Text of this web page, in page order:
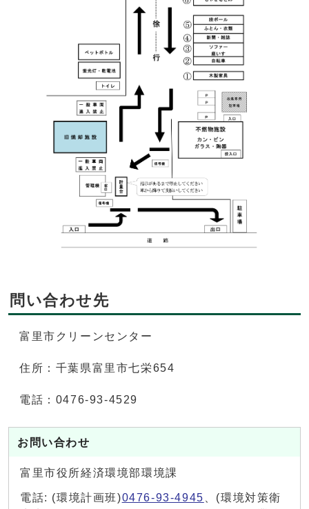
問い合わせ先
富里市クリーンセンター
住所：千葉県富里市七栄654
電話：0476-93-4529
お問い合わせ
富里市役所経済環境部環境課
電話: (環境計画班)0476-93-4945
、(環境対策衛